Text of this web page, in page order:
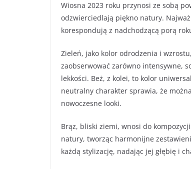
Wiosna 2023 roku przynosi ze sobą
odzwierciedlają piękno natury.
korespondują z nadchodzącą porą
Zieleń, jako kolor odrodzenia i
zaobserwować zarówno intensywne,
lekkości. Beż, z kolei, to kolor
neutralny charakter sprawia, że
nowoczesne looki.
Brąz, bliski ziemi, wnosi do
natury, tworząc harmonijne
każdą stylizację, nadając jej głębię i